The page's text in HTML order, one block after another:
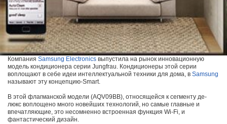
КОНДИЦИОНИРОВАНИЕ СЕРВЕРНОЙ
ИСТОРИЯ БРЕНДОВ
Компания Samsung Electronics выпустила на рынок инновационную
модель кондиционера серии Jungfrau. Кондиционеры этой серии
воплощают в себе идеи интеллектуальной техники для дома, в Samsung
называют эту концепцию-Smart.
В этой флагманской модели (AQV09BB), относящейся к сегменту де-
люкс воплощено много новейших технологий, но самые главные и
впечатляющие, это несомненно встроенная функция Wi-Fi, и
фантастический дизайн.